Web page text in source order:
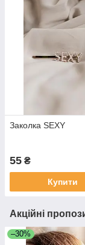
Заколка SEXY
55 ₴
Купити
Акційні
–30%